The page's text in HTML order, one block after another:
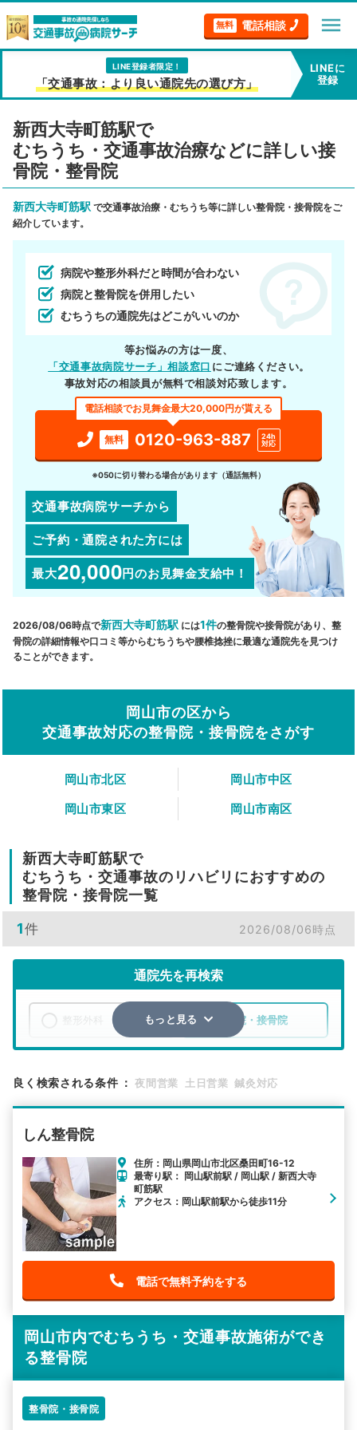
無料 電話相談 menu
LINE登録者限定！
「交通事故：より良い通院先の選び方」
LINEに
登録
新西大寺町筋駅で
むちうち・交通事故治療などに詳しい接
骨院・整骨院
新西大寺町筋駅 で交通事故治療・むちうち等に詳しい整骨院・接骨院をご
紹介しています。
病院や整形外科だと時間が合わない
病院と整骨院を併用したい
むちうちの通院先はどこがいいのか
等お悩みの方は一度、
「交通事故病院サーチ」相談窓口 にご連絡ください。
事故対応の相談員が無料で相談対応致します。
電話相談でお見舞金最大20,000円が貰える
無料 0120-963-887
24h
対応
※050に切り替わる場合があります（通話無料）
交通事故病院サーチから
ご予約・通院された方には
最大20,000円のお見舞金支給中！
2026/08/06時点で新西大寺町筋駅 には1件の整骨院や接骨院があり、整
骨院の詳細情報や口コミ等からむちうちや腰椎捻挫に最適な通院先を見つけ
ることができます。
岡山市の区から
交通事故対応の整骨院・接骨院をさがす
岡山市北区
岡山市中区
岡山市東区
岡山市南区
新西大寺町筋駅で
むちうち・交通事故のリハビリにおすすめの
整骨院・接骨院一覧
1件 2026/08/06時点
通院先を再検索
整骨院・接骨院
検索する
その他の検索方法
駅から探す 院名から探す
もっと見る
良く検索される条件 ： 夜間営業 土日営業 鍼灸対応
しん整骨院
住所：岡山県岡山市北区桑田町16-12
最寄り駅： 岡山駅前駅 / 岡山駅 / 新西大寺
町筋駅
アクセス：岡山駅前駅から徒歩11分
電話で無料予約をする
岡山市内でむちうち・交通事故施術ができ
る整骨院
整骨院・接骨院